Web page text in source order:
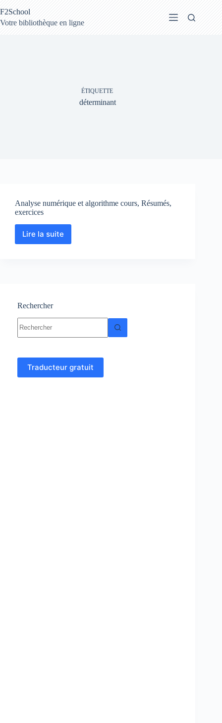
au
contenu
F2School
Votre bibliothèque en ligne
ÉTIQUETTE
déterminant
Analyse numérique et algorithme cours, Résumés,
exercices
Lire la suite
Analyse
Rechercher
résultat
Traducteur gratuit